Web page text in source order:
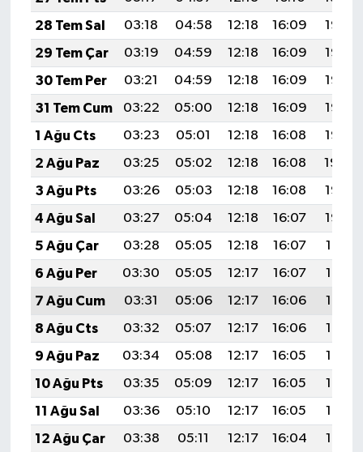
28 Tem Sal
03:18 04:58 12:18 16:09
19:28
29 Tem Çar
03:19 04:59 12:18 16:09
19:27
30 Tem Per
03:21 04:59 12:18 16:09
19:27
31 Tem Cum
03:22 05:00 12:18 16:09
19:26
1 Ağu Cts
03:23 05:01 12:18 16:08
19:25
2 Ağu Paz
03:25 05:02 12:18 16:08
19:24
3 Ağu Pts
03:26 05:03 12:18 16:08
19:23
4 Ağu Sal
03:27 05:04 12:18 16:07
19:22
5 Ağu Çar
03:28 05:05 12:18 16:07
19:21
6 Ağu Per
03:30 05:05 12:17 16:07
19:19
7 Ağu Cum
03:31 05:06 12:17 16:06
19:18
8 Ağu Cts
03:32 05:07 12:17 16:06
19:17
9 Ağu Paz
03:34 05:08 12:17 16:05
19:16
10 Ağu Pts
03:35 05:09 12:17 16:05
19:15
11 Ağu Sal
03:36 05:10 12:17 16:05
19:14
12 Ağu Çar
03:38 05:11 12:17 16:04
19:12
KİTAP
HEDEF2020
OTOMOBİL
MİZAH
TARİH
Genel
Politika
YEREL
BÖLGEDEN
BİLİM TEKNOLOJİ
ASAYİŞ